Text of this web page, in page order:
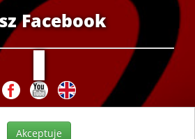
Facebook
Akceptuje